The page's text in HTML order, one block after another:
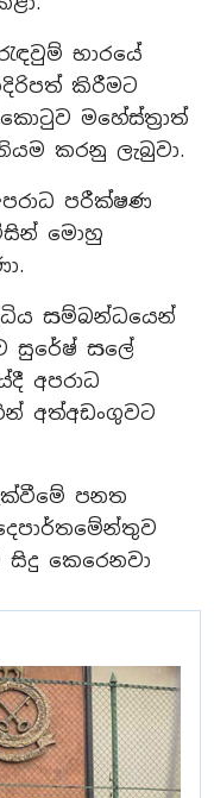
භාරයේ
කිරීමට
මහේස්ත්‍රාත්
කරනු ලැබුවා.
පරීක්ෂණ
මොහු
සම්බන්ධයෙන්
සුරේෂ් සලේ
අපරාධ
අත්අඩංගුවට
පනත
සිදු කෙරෙනවා